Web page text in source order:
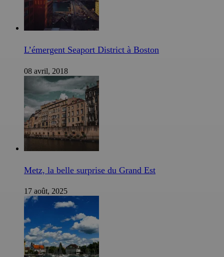
L’émergent Seaport District à Boston
08 avril, 2018
Metz, la belle surprise du Grand Est
17 août, 2025